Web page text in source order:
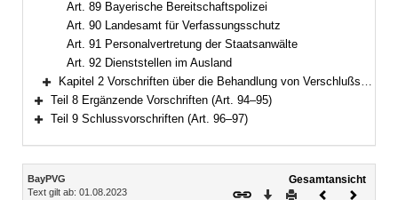
Art. 89 Bayerische Bereitschaftspolizei
Art. 90 Landesamt für Verfassungsschutz
Art. 91 Personalvertretung der Staatsanwälte
Art. 92 Dienststellen im Ausland
Bereich erweitern
Kapitel 2 Vorschriften über die Behandlung von Verschlußsachen (Art. 93)
Bereich erweitern
Teil 8 Ergänzende Vorschriften (Art. 94–95)
Teil 9 Schlussvorschriften (Art. 96–97)
Inhalt
BayPVG
Text gilt ab: 01.08.2023
Gesamtansicht
Download
DruckenVorheriges